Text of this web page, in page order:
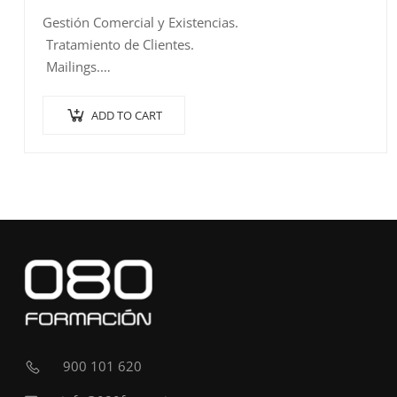
Gestión Comercial y Existencias.
Tratamiento de Clientes.
Mailings.
Tarifas.
Facturación.
IVA y…
ADD TO CART
900 101 620